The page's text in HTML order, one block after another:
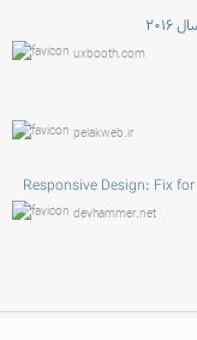
uxbooth.com
pelakweb.ir
Responsive Design: Fix
devhammer.net